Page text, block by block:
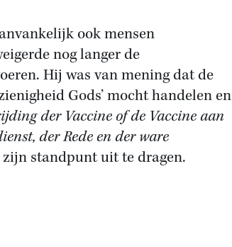
ook mensen
nog langer de
Hij was van mening dat de
Gods’ mocht handelen en
der Vaccine of de Vaccine aan
der Rede en der ware
standpunt uit te dragen.